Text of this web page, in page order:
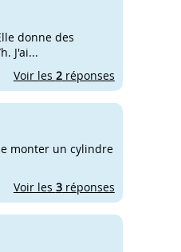
donne des
J'ai...
Voir les 2réponses
monter un cylindre
Voir les 3réponses